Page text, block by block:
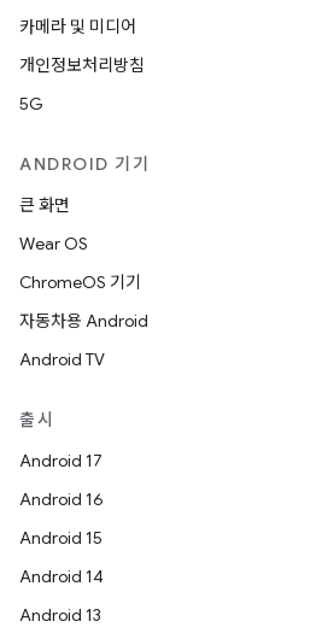
카메라 및 미디어
개인정보처리방침
5G
ANDROID 기기
큰 화면
Wear OS
ChromeOS 기기
자동차용 Android
Android TV
출시
Android 17
Android 16
Android 15
Android 14
Android 13